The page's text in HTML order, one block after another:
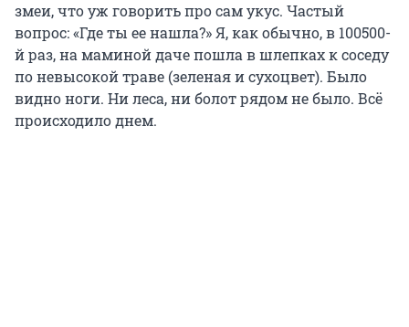
змеи, что уж говорить про сам укус. Частый
вопрос: «Где ты ее нашла?» Я, как обычно, в 100500-
й раз, на маминой даче пошла в шлепках к соседу
по невысокой траве (зеленая и сухоцвет). Было
видно ноги. Ни леса, ни болот рядом не было. Всё
происходило днем.